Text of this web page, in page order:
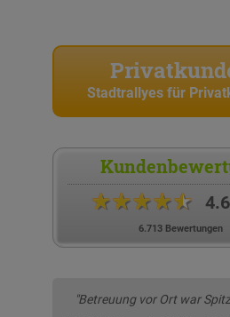
Stadtrallyes für
★★★★★ 4.6
6.713 Bewertungen
"Betreuung vor Ort war